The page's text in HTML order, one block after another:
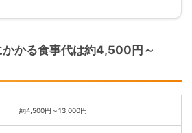
かかる食事代は約4,500円～
約4,500円～13,000円